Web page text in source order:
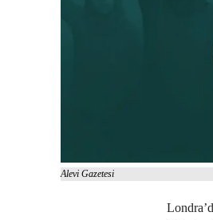
Alevi Gazetesi